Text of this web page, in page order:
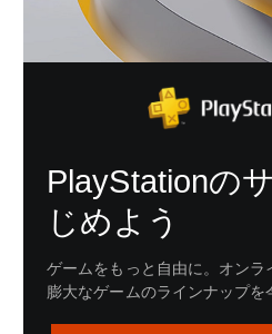
PlayStationの
じめよう
ゲームをもっと自由に。オンラ
膨大なゲームのラインナップを